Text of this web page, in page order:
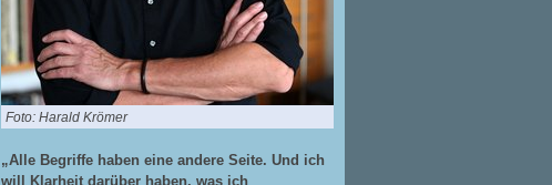
Foto: Harald Krömer
„Alle Begriffe haben eine andere Seite. Und ich
will Klarheit darüber haben, was ich